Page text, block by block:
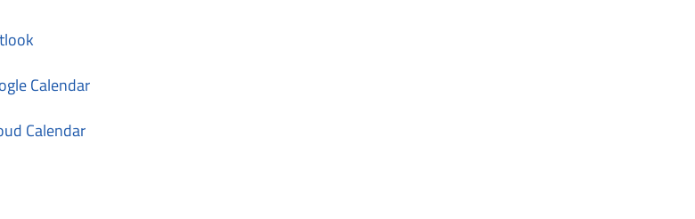
Calendar
Calendar